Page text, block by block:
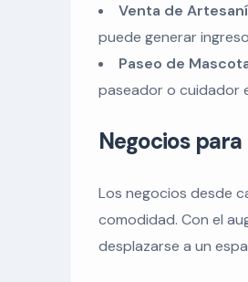
Venta de
puede generar
Paseo de
paseador o cuidador
Negocios
Los negocios desde
comodidad. Con el
desplazarse a un